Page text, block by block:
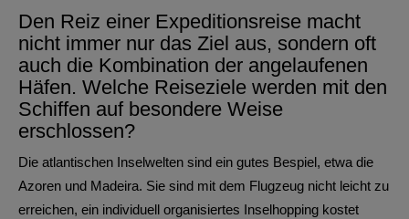
Den Reiz einer Expeditionsreise macht
nicht immer nur das Ziel aus, sondern oft
auch die Kombination der angelaufenen
Häfen. Welche Reiseziele werden mit den
Schiffen auf besondere Weise
erschlossen?
Die atlantischen Inselwelten sind ein gutes Bespiel, etwa die
Azoren und Madeira. Sie sind mit dem Flugzeug nicht leicht zu
erreichen, ein individuell organisiertes Inselhopping kostet